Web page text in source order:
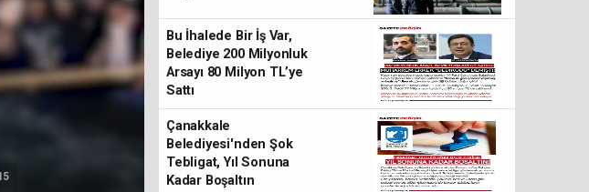
ÇOMÜ’de öğrencilik kaydı için sistemde usulsüzlük
tutuklandı
Bu İhalede Bir İş Var,
Belediye 200 Milyonluk
Arsayı 80 Milyon TL’ye
Sattı
Çanakkale
Belediyesi'nden Şok
Tebligat, Yıl Sonuna
Kadar Boşaltın